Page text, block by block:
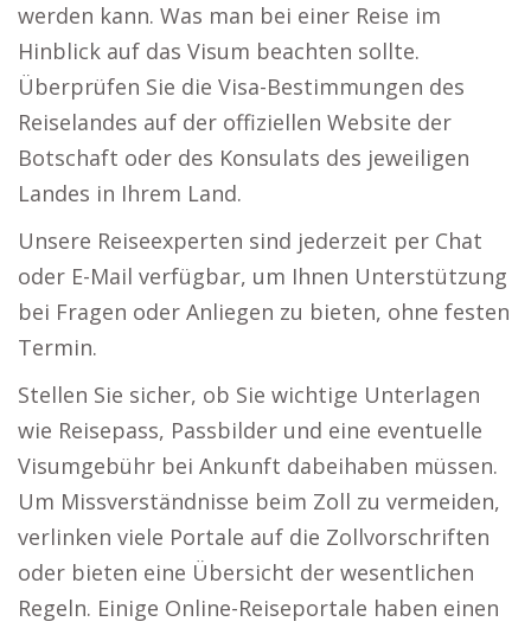
werden kann. Was man bei einer Reise im
Hinblick auf das Visum beachten sollte.
Überprüfen Sie die Visa-Bestimmungen des
Reiselandes auf der offiziellen Website der
Botschaft oder des Konsulats des jeweiligen
Landes in Ihrem Land.
Unsere Reiseexperten sind jederzeit per Chat
oder E-Mail verfügbar, um Ihnen Unterstützung
bei Fragen oder Anliegen zu bieten, ohne festen
Termin.
Stellen Sie sicher, ob Sie wichtige Unterlagen
wie Reisepass, Passbilder und eine eventuelle
Visumgebühr bei Ankunft dabeihaben müssen.
Um Missverständnisse beim Zoll zu vermeiden,
verlinken viele Portale auf die Zollvorschriften
oder bieten eine Übersicht der wesentlichen
Regeln. Einige Online-Reiseportale haben einen